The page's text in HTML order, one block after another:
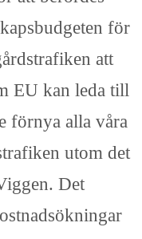
för
att
EU kan leda till
förnya alla våra
utom det
Det